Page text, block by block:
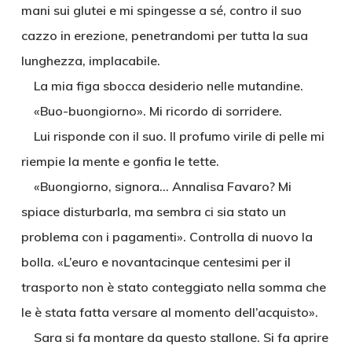
mani sui glutei e mi spingesse a sé, contro il suo
cazzo in erezione, penetrandomi per tutta la sua
lunghezza, implacabile.
La mia figa sbocca desiderio nelle mutandine.
«Buo-buongiorno». Mi ricordo di sorridere.
Lui risponde con il suo. Il profumo virile di pelle mi
riempie la mente e gonfia le tette.
«Buongiorno, signora… Annalisa Favaro? Mi
spiace disturbarla, ma sembra ci sia stato un
problema con i pagamenti». Controlla di nuovo la
bolla. «L’euro e novantacinque centesimi per il
trasporto non è stato conteggiato nella somma che
le è stata fatta versare al momento dell’acquisto».
Sara si fa montare da questo stallone. Si fa aprire